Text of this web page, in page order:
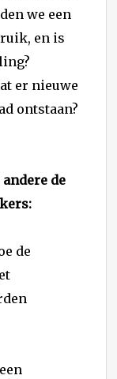
we een
en is
er nieuwe
ontstaan?
de
de